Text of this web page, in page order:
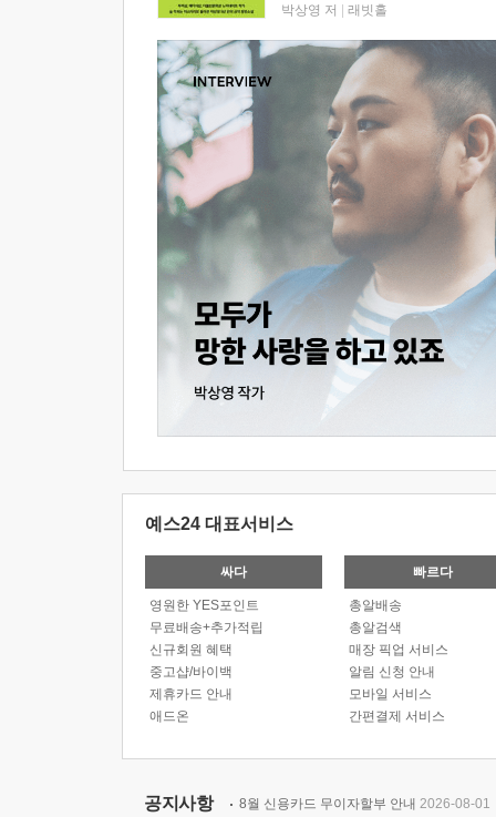
박상영 저 래빗홀
예스24 대표서비스
싸다
영원한 YES포인트
무료배송+추가적립
신규회원 혜택
중고샵/바이백
제휴카드 안내
애드온
빠르다
총알배송
총알검색
매장 픽업 서비스
알림 신청 안내
모바일 서비스
간편결제 서비스
공지사항 8월 신용카드 무이자할부 안내 2026-08-01